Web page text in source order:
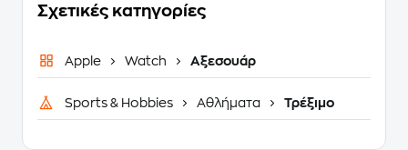
Σχετικές κατηγορίες
Apple Watch Αξεσουάρ
Sports & Hobbies Αθλήματα Τρέξιμο